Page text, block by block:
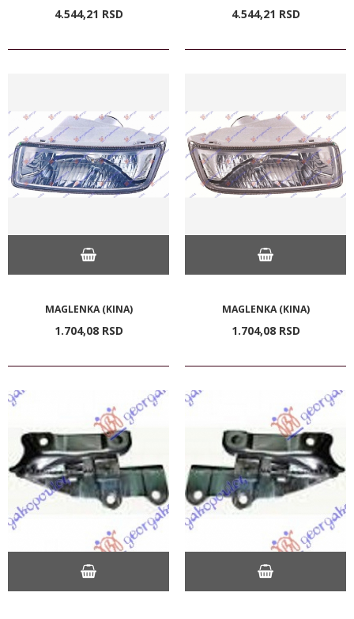
4.544,21 RSD 4.544,21 RSD
MAGLENKA (KINA)
1.704,08 RSD
MAGLENKA (KINA)
1.704,08 RSD